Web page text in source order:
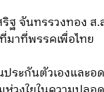
ริฐ จันทรรวงทอง ส
มาที่พรรคเพื่อไทย
ระกันตัวเองและ